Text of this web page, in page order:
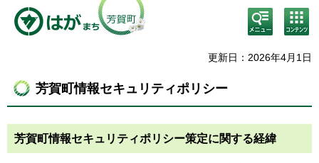
検
索・
メニ
コン
テン
ニュ
更新日：2026年4月1日
芳賀町情報セキュリティポリシー
芳賀町情報セキュリティポリシー策定に関する経緯